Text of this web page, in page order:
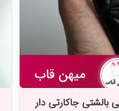
بالشتی جاکارتی دار